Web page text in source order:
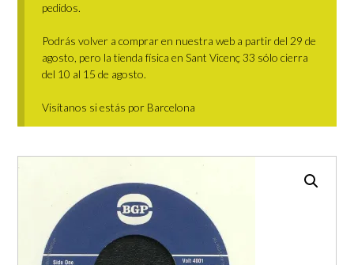
pedidos.
Podrás volver a comprar en nuestra web a partir del 29 de
agosto, pero la tienda física en Sant Vicenç 33 sólo cierra
del 10 al 15 de agosto.
Visítanos si estás por Barcelona